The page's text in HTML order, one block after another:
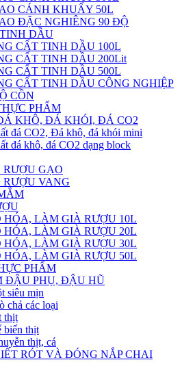
CÁNH KHUẤY 50L
ĐẶC NGHIÊNG 90 ĐỘ
DẦU
CẤT TINH DẦU 100L
CẤT TINH DẦU 200Lit
CẤT TINH DẦU 500L
CẤT TINH DẦU CÔNG NGHIỆP
CỒN
PHẨM
KHÔ, ĐÁ KHÓI, ĐÁ CO2
đá CO2, Đá khô, đá khói mini
đá khô, đá CO2 dạng block
GẠO
VANG
LÀM GIÀ RƯỢU 10L
LÀM GIÀ RƯỢU 20L
LÀM GIÀ RƯỢU 30L
LÀM GIÀ RƯỢU 50L
PHẨM
ĐẬU PHỤ, ĐẬU HŨ
siêu mịn
chả các loại
thịt
biến thịt
thịt, cá
RÓT VÀ ĐÓNG NẮP CHAI